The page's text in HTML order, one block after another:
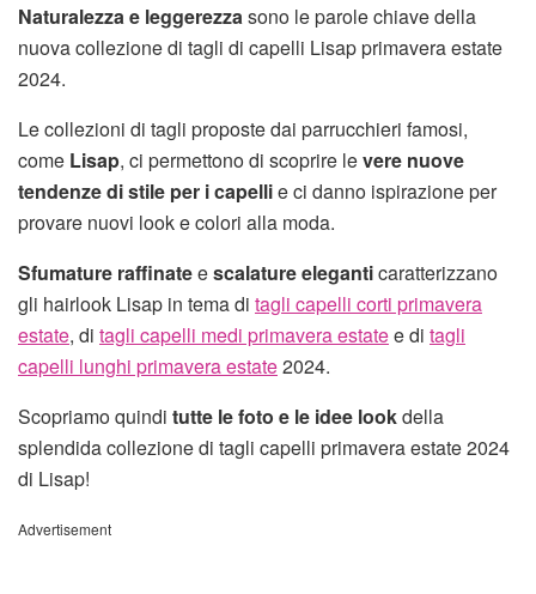
Naturalezza e leggerezza sono le parole chiave della
nuova collezione di tagli di capelli Lisap primavera estate
2024.
Le collezioni di tagli proposte dai parrucchieri famosi,
come Lisap, ci permettono di scoprire levere nuove
tendenze di stile per i capellie ci danno ispirazione per
provare nuovi look e colori alla moda.
Sfumature raffinateescalature eleganticaratterizzano
gli hairlook Lisap in tema di tagli capelli corti primavera
estate, di tagli capelli medi primavera estatee di tagli
capelli lunghi primavera estate2024.
Scopriamo quindi tutte le foto e le idee lookdella
splendida collezione di tagli capelli primavera estate 2024
di Lisap!
Advertisement